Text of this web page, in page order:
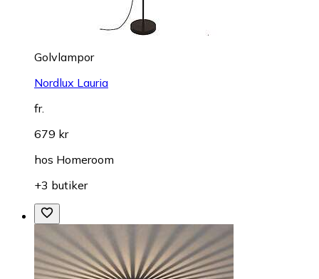
Golvlampor
Nordlux Lauria
fr.
679 kr
hos Homeroom
+3 butiker